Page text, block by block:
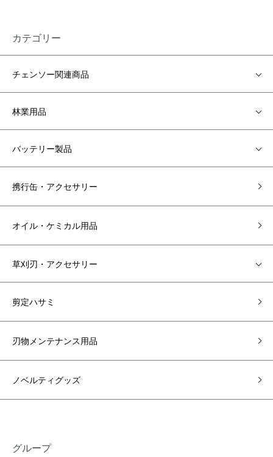
カテゴリー
チェンソー関連商品
林業用品
バッテリー製品
携行缶・アクセサリー
オイル・ケミカル用品
草刈刃・アクセサリー
剪定ハサミ
刃物メンテナンス用品
ノベルティグッズ
グループ